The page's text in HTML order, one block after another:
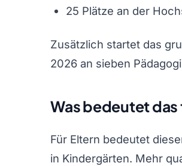
25 Plätze an der
Zusätzlich startet das
2026 an sieben
Was bedeutet das
Für Eltern bedeutet
in Kindergärten. Mehr